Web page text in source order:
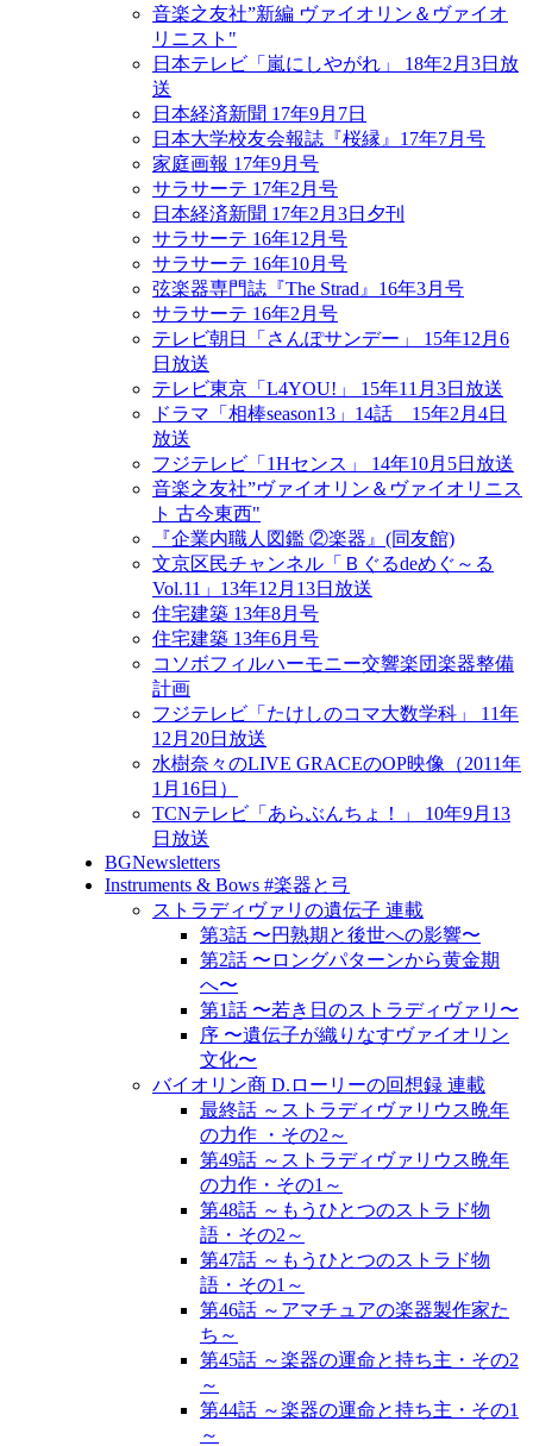
音楽之友社”新編 ヴァイオリン＆ヴァイオ
リニスト"
日本テレビ「嵐にしやがれ」 18年2月3日放
送
日本経済新聞 17年9月7日
日本大学校友会報誌『桜縁』17年7月号
家庭画報 17年9月号
サラサーテ 17年2月号
日本経済新聞 17年2月3日夕刊
サラサーテ 16年12月号
サラサーテ 16年10月号
弦楽器専門誌『The Strad』16年3月号
サラサーテ 16年2月号
テレビ朝日「さんぽサンデー」 15年12月6
日放送
テレビ東京「L4YOU!」 15年11月3日放送
ドラマ「相棒season13」14話 15年2月4日
放送
フジテレビ「1Hセンス」 14年10月5日放送
音楽之友社”ヴァイオリン＆ヴァイオリニス
ト 古今東西"
『企業内職人図鑑 ②楽器』(同友館)
文京区民チャンネル「Ｂぐるdeめぐ～る
Vol.11」13年12月13日放送
住宅建築 13年8月号
住宅建築 13年6月号
コソボフィルハーモニー交響楽団楽器整備
計画
フジテレビ「たけしのコマ大数学科」 11年
12月20日放送
水樹奈々のLIVE GRACEのOP映像（2011年
1月16日）
TCNテレビ「あらぶんちょ！」 10年9月13
日放送
BGNewsletters
Instruments & Bows #楽器と弓
ストラディヴァリの遺伝子 連載
第3話 〜円熟期と後世への影響〜
第2話 〜ロングパターンから黄金期
へ〜
第1話 〜若き日のストラディヴァリ〜
序 〜遺伝子が織りなすヴァイオリン
文化〜
バイオリン商 D.ローリーの回想録 連載
最終話 ～ストラディヴァリウス晩年
の力作 ・その2～
第49話 ～ストラディヴァリウス晩年
の力作・その1～
第48話 ～もうひとつのストラド物
語・その2～
第47話 ～もうひとつのストラド物
語・その1～
第46話 ～アマチュアの楽器製作家た
ち～
第45話 ～楽器の運命と持ち主・その2
～
第44話 ～楽器の運命と持ち主・その1
～